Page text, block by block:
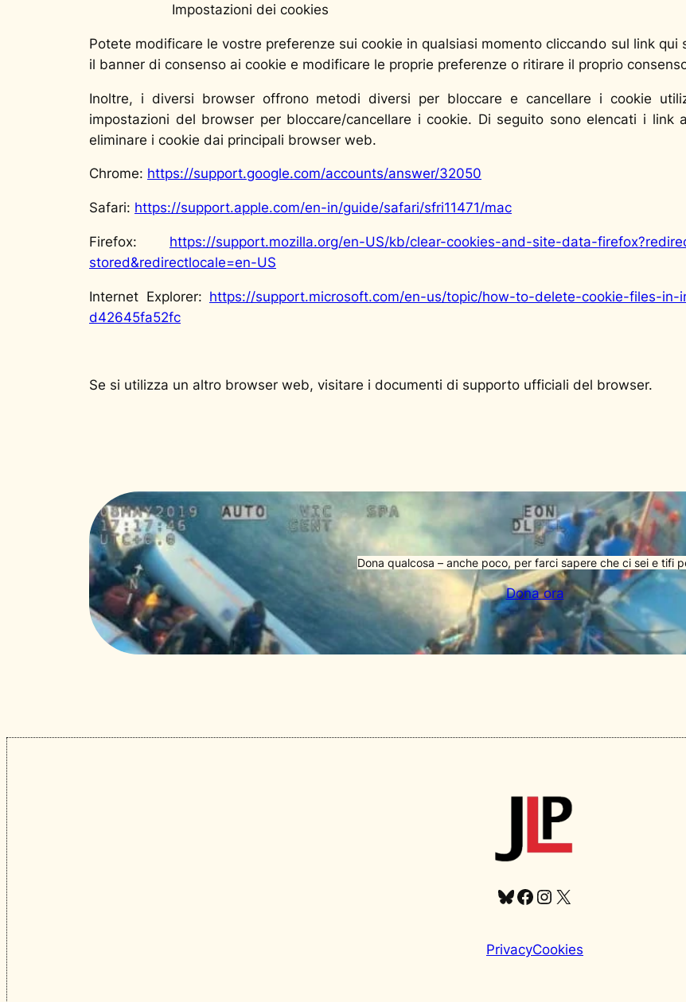
Impostazioni dei cookies
Potete modificare le vostre preferenze sui cookie in qualsiasi momento cliccando sul link
il banner di consenso ai cookie e modificare le proprie preferenze o ritirare il proprio
Inoltre, i diversi browser offrono metodi diversi per bloccare e cancellare i cookie
impostazioni del browser per bloccare/cancellare i cookie. Di seguito sono elencati i
eliminare i cookie dai principali browser web.
Chrome: https://support.google.com/accounts/answer/32050
Safari: https://support.apple.com/en-in/guide/safari/sfri11471/mac
Firefox: https://support.mozilla.org/en-US/kb/clear-cookies-and-site-data-
stored&redirectlocale=en-US
Internet Explorer: https://support.microsoft.com/en-us/topic/how-to-delete-cookie-files-
d42645fa52fc
Se si utilizza un altro browser web, visitare i documenti di supporto ufficiali del browser.
Dona qualcosa – anche poco, per farci sapere che ci sei e tifi
Dona ora
Bluesky
Facebook
Instagram
X
PrivacyCookies